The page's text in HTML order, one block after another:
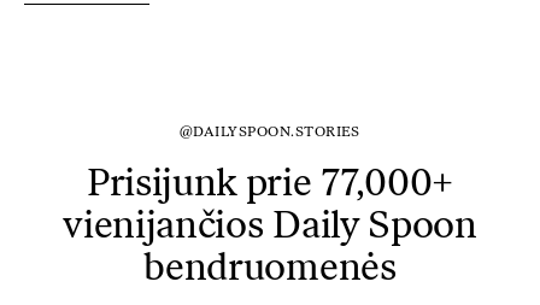
@DAILYSPOON.STORIES
Prisijunk prie 77,000+
vienijančios Daily Spoon
bendruomenės